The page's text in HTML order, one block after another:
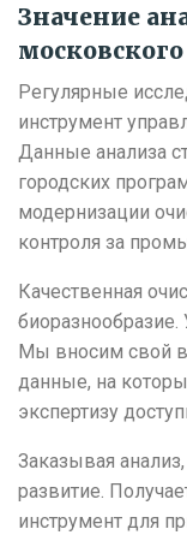
Значение
Регулярные
инструмент
Данные анализа
городских
модернизации
контроля за
Качественная
Мы вносим свой
данные, на
экспертизу
Заказывая
развитие.
инструмент для